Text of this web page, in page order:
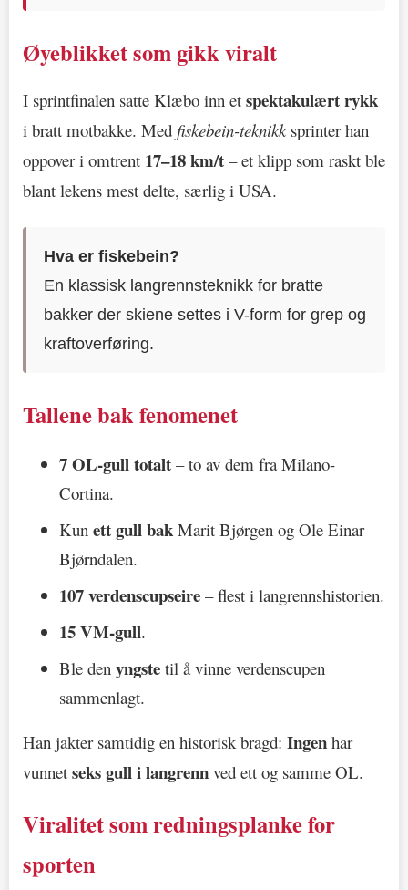
Øyeblikket som gikk viralt
I sprintfinalen satte Klæbo inn et spektakulært rykk
i bratt motbakke. Med fiskebein-teknikksprinter han
oppover i omtrent 17–18 km/t – et klipp som raskt ble
blant lekens mest delte, særlig i USA.
Hva er fiskebein?
En klassisk langrennsteknikk for bratte
bakker der skiene settes i V-form for grep og
kraftoverføring.
Tallene bak fenomenet
7 OL-gull totalt – to av dem fra Milano-
Cortina.
Kun ett gull bak Marit Bjørgen og Ole Einar
Bjørndalen.
107 verdenscupseire – flest i langrennshistorien.
15 VM-gull.
Ble den yngste til å vinne verdenscupen
sammenlagt.
Han jakter samtidig en historisk bragd: Ingen har
vunnet seks gull i langrenn ved ett og samme OL.
Viralitet som redningsplanke for
sporten